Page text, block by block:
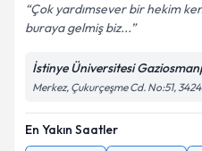
Çok yardımsever bir hekim
buraya gelmiş biz...
İstinye Üniversitesi
Merkez, Çukurçeşme Cd. No:51,
En Yakın Saatler